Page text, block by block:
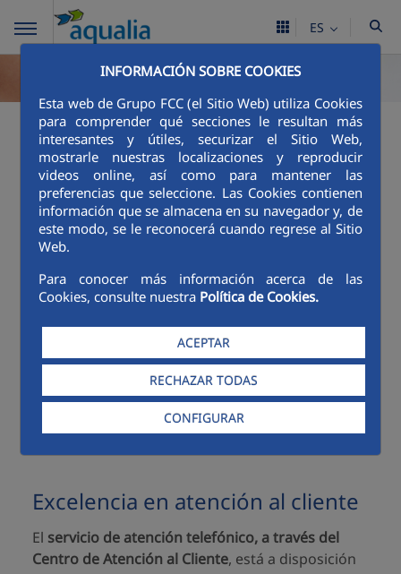
INFORMACIÓN SOBRE COOKIES
Esta web de Grupo FCC (el Sitio Web) utiliza Cookies
para comprender qué secciones le resultan más
interesantes y útiles, securizar el Sitio Web,
mostrarle nuestras localizaciones y reproducir
videos online, así como para mantener las
preferencias que seleccione. Las Cookies contienen
información que se almacena en su navegador y, de
este modo, se le reconocerá cuando regrese al Sitio
Web.
Para conocer más información acerca de las
Cookies, consulte nuestra Política de Cookies.
ACEPTAR
RECHAZAR TODAS
CONFIGURAR
ES
Excelencia en el
servicio
Índice de reclamaciones
La excelencia en el servicio al cliente es un
compromiso deFCC Aqualia, S.A. con la sociedad.
Para lograrlo, la compañía ofrece un servicio con
consonancia con las necesidades de los usuarios.
Prueba de ello, el porcentaje de reclamaciones
del año 2025 de los contratos en vigor de
que se sitúa en0.04%, es decir,solo 0.4 de cada
1.000 clientes interpusieron una reclamación.
Excelencia en atención al cliente
El servicio de atención telefónico, a través del
Centro de Atención al Cliente, está a disposición